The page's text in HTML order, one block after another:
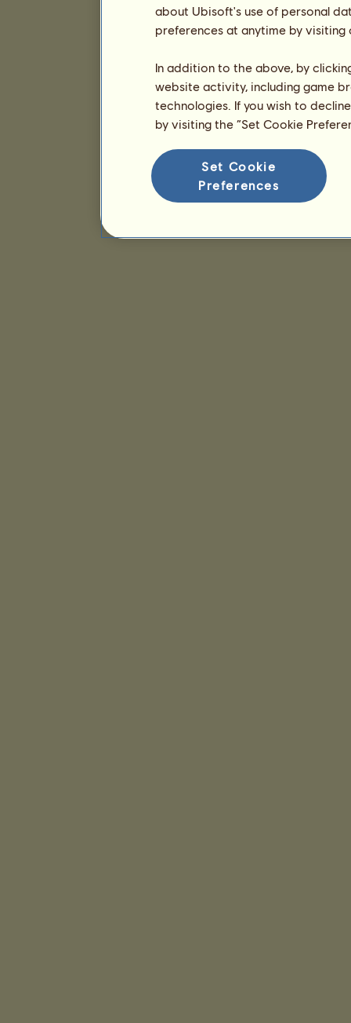
about Ubisoft's use of personal
preferences at anytime by
In addition to the above, by
website activity, including game
technologies. If you wish to
by visiting the “Set Cookie
Set Cookie
Preferences